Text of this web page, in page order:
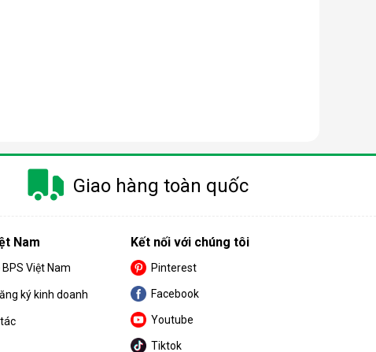
Giao hàng toàn quốc
Nam
Việt Nam
ký kinh doanh
Kết nối với chúng tôi
Pinterest
Facebook
Youtube
Tiktok